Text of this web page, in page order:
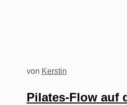
Pilates-Flow auf
von Kerstin